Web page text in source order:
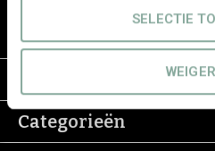
SELECTIE
De groothandel voor
haarverzorging
Categorieën